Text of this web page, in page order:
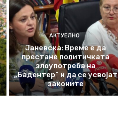
АКТУЕЛНО
Јаневска: Време е да
престане политичката
злоупотреба на
„Бадентер“ и да се усвојат
законите